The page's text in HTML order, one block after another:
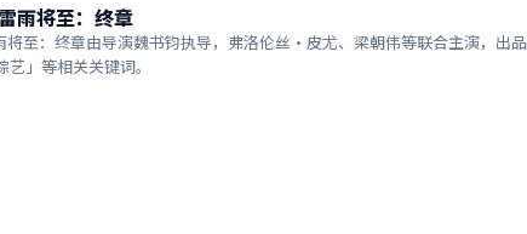
雨将至：终章
将至：终章由导演魏书钧执导，弗洛伦丝·皮尤、梁朝伟等联合主演，
」等相关关键词。